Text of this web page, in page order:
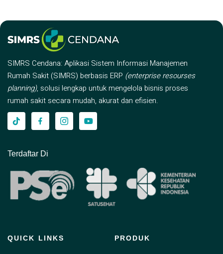
SIMRS Cendana: Aplikasi Sistem Informasi Manajemen
Rumah Sakit (SIMRS) berbasis ERP (enterprise resourses
planning), solusi lengkap untuk mengelola bisnis proses
rumah sakit secara mudah, akurat dan efisien.
Terdaftar Di
QUICK LINKS PRODUK